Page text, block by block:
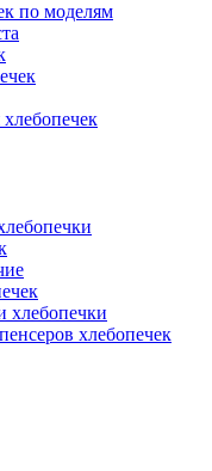
по моделям
хлебопечек